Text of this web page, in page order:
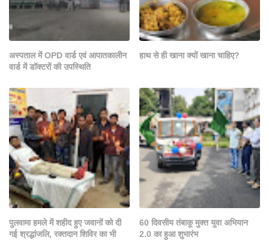
अस्पताल में OPD वार्ड एवं आपातकालीन
वार्ड में डॉक्टरों की उपस्थिति
हाथ से ही खाना क्यों खाना चाहिए?
पुलवामा हमले में शहीद हुए जवानों को दी
गई श्रद्धांजलि, रक्तदान शिविर का भी
60 दिवसीय तंबाकू मुक्त युवा अभियान
2.0 का हुआ शुभारंभ